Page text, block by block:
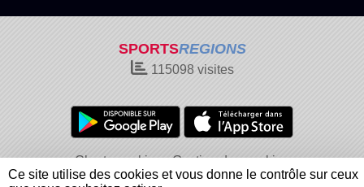
SPORTSREGIONS
115098 visites
Charte cookies
Gestion des cookies
Informations légales
Signaler un contenu inapproprié
Ce site utilise des cookies et vous donne le contrôle sur ceux